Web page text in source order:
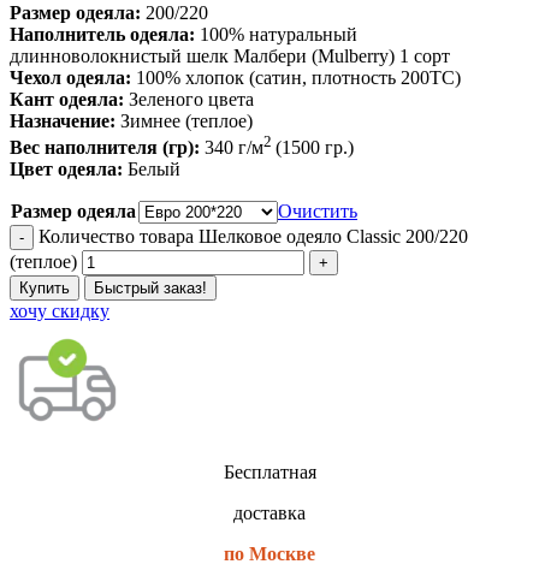
Размер одеяла: 200/220
Наполнитель одеяла: 100% натуральный
длинноволокнистый шелк Малбери (Mulberry) 1 сорт
Чехол одеяла: 100% хлопок (сатин, плотность 200ТС)
Кант одеяла: Зеленого цвета
Назначение: Зимнее (теплое)
Вес наполнителя (гр): 340 г/м2 (1500 гр.)
Цвет одеяла: Белый
Размер одеяла
Очистить
Количество товара Шелковое одеяло Classic 200/220
(теплое)
Купить Быстрый заказ!
хочу скидку
Бесплатная
доставка
по Москве